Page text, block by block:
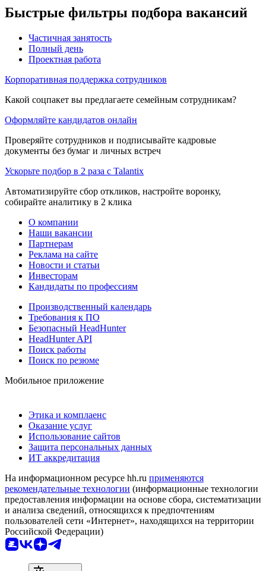
Быстрые фильтры подбора вакансий
Частичная занятость
Полный день
Проектная работа
Корпоративная поддержка сотрудников
Какой соцпакет вы предлагаете семейным сотрудникам?
Оформляйте кандидатов онлайн
Проверяйте сотрудников и подписывайте кадровые
документы без бумаг и личных встреч
Ускорьте подбор в 2 раза с Talantix
Автоматизируйте сбор откликов, настройте воронку,
собирайте аналитику в 2 клика
О компании
Наши вакансии
Партнерам
Реклама на сайте
Новости и статьи
Инвесторам
Кандидаты по профессиям
Производственный календарь
Требования к ПО
Безопасный HeadHunter
HeadHunter API
Поиск работы
Поиск по резюме
Мобильное приложение
Этика и комплаенс
Оказание услуг
Использование сайтов
Защита персональных данных
ИТ аккредитация
На информационном ресурсе hh.ru применяются
рекомендательные технологии (информационные технологии
предоставления информации на основе сбора, систематизации
и анализа сведений, относящихся к предпочтениям
пользователей сети «Интернет», находящихся на территории
Российской Федерации)